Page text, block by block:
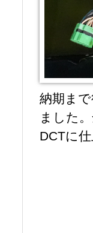
納期ま
ました
DCTに